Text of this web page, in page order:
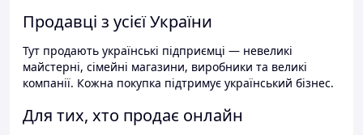
Продавці з усієї України
Тут продають українські підприємці — невеликі
майстерні, сімейні магазини, виробники та великі
компанії. Кожна покупка підтримує український бізнес.
Для тих, хто продає онлайн